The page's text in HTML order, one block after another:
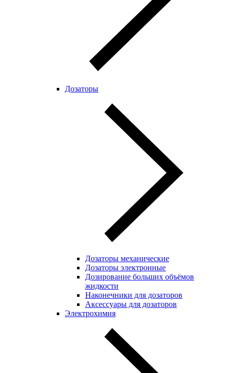
Дозаторы
Дозаторы механические
Дозаторы электронные
Дозирование больших объёмов
жидкости
Наконечники для дозаторов
Аксессуары для дозаторов
Электрохимия